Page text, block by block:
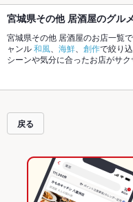
宮城県その他 居酒屋のグル
宮城県その他 居酒屋のお店一覧
ャンル和風 海鮮 創作で絞り
シーンや気分に合ったお店がサ
季節のおすすめ料理など、お店
使える簡単便利なネット予約が
グルメをご利用ください。
戻る